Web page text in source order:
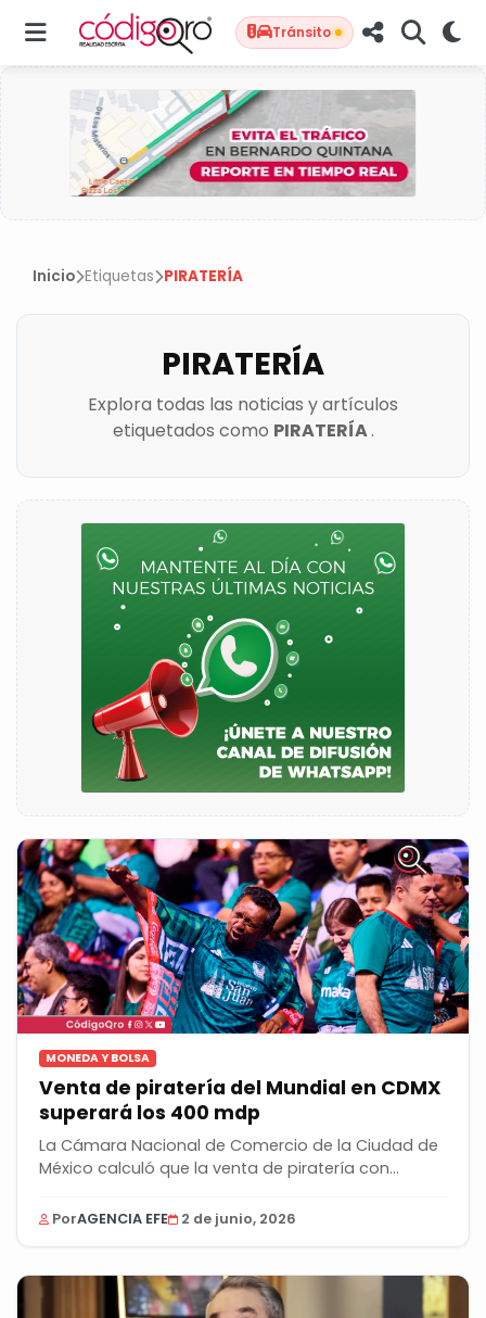
Tránsito
Inicio Etiquetas PIRATERÍA
PIRATERÍA
Explora todas las noticias y artículos
etiquetados como PIRATERÍA.
MONEDA Y BOLSA
Venta de piratería del Mundial en CDMX
superará los 400 mdp
La Cámara Nacional de Comercio de la Ciudad de
México calculó que la venta de piratería con
PorAGENCIA EFE 2 de junio, 2026